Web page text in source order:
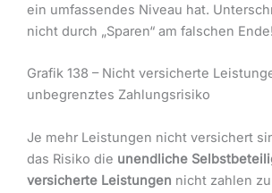
ein umfassendes Niveau hat.
nicht durch „Sparen“ am falschen Ende!
Grafik 138 – Nicht versicherte
unbegrenztes Zahlungsrisiko
Je mehr Leistungen nicht versichert
das Risiko die unendliche
versicherte Leistungen nicht zahlen